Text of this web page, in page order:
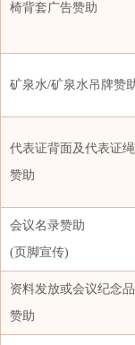
浙
浙
浙江
浙
浙江
浙江明
浙江
浙江
椅背套广告赞助
矿泉水/矿泉水吊牌赞
代表证背面及代表证绳
赞助
会议名录赞助
(页脚宣传)
资料发放或会议纪念品
赞助